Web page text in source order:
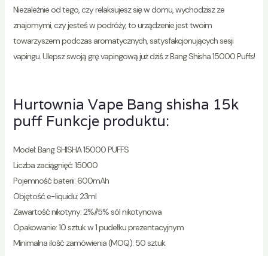
Niezależnie od tego, czy relaksujesz się w domu, wychodzisz ze
znajomymi, czy jesteś w podróży, to urządzenie jest twoim
towarzyszem podczas aromatycznych, satysfakcjonujących sesji
vapingu. Ulepsz swoją grę vapingową już dziś z Bang Shisha 15000 Puffs!
Hurtownia Vape Bang shisha 15k
puff Funkcje produktu:
Model: Bang SHISHA 15000 PUFFS
Liczba zaciągnięć: 15000
Pojemność baterii: 600mAh
Objętość e-liquidu: 23ml
Zawartość nikotyny: 2%//5% sól nikotynowa
Opakowanie: 10 sztuk w 1 pudełku prezentacyjnym
Minimalna ilość zamówienia (MOQ): 50 sztuk